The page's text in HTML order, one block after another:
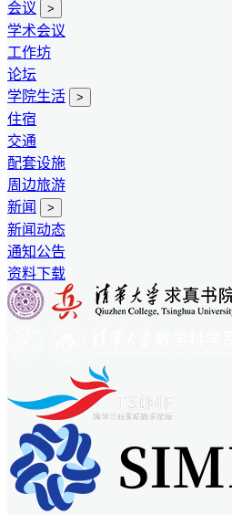
会议
>
学术会议
工作坊
论坛
学院生活
>
住宿
交通
配套设施
周边旅游
新闻
>
新闻动态
通知公告
资料下载